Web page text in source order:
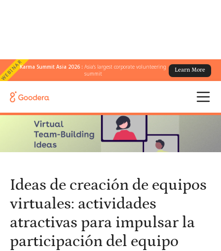
WEBINARKarma Summit Asia 2026 :Asia's largest corporate volunteering
summit
Learn More
← Todos los blogs
para impulsar la participación del equipo remoto
Ideas de creación de equipos
virtuales: actividades
atractivas para impulsar la
participación del equipo